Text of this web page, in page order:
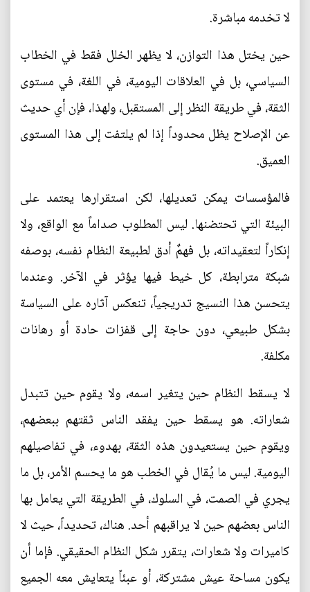
لا تخدمه مباشرة.
حين يختل هذا التوازن، لا يظهر الخلل فقط في الخطاب
السياسي، بل في العلاقات اليومية، في اللغة، في مستوى
الثقة، في طريقة النظر إلى المستقبل، ولهذا، فإن أي حديث
عن الإصلاح يظل محدوداً إذا لم يلتفت إلى هذا المستوى
العميق.
فالمؤسسات يمكن تعديلها، لكن استقرارها يعتمد على
البيئة التي تحتضنها. ليس المطلوب صداماً مع الواقع، ولا
إنكاراً لتعقيداته، بل فهمٌ أدق لطبيعة النظام نفسه، بوصفه
شبكة مترابطة، كل خيط فيها يؤثر في الآخر. وعندما
يتحسن هذا النسيج تدريجياً، تنعكس آثاره على السياسة
بشكل طبيعي، دون حاجة إلى قفزات حادة أو رهانات
مكلفة.
لا يسقط النظام حين يتغير اسمه، ولا يقوم حين تتبدل
شعاراته. هو يسقط حين يفقد الناس ثقتهم ببعضهم،
ويقوم حين يستعيدون هذه الثقة، بهدوء، في تفاصيلهم
اليومية. ليس ما يُقال في الخطب هو ما يحسم الأمر، بل ما
يجري في الصمت، في السلوك، في الطريقة التي يعامل بها
الناس بعضهم حين لا يراقبهم أحد. هناك، تحديداً، حيث لا
كاميرات ولا شعارات، يتقرر شكل النظام الحقيقي. فإما أن
يكون مساحة عيش مشتركة، أو عبئاً يتعايش معه الجميع